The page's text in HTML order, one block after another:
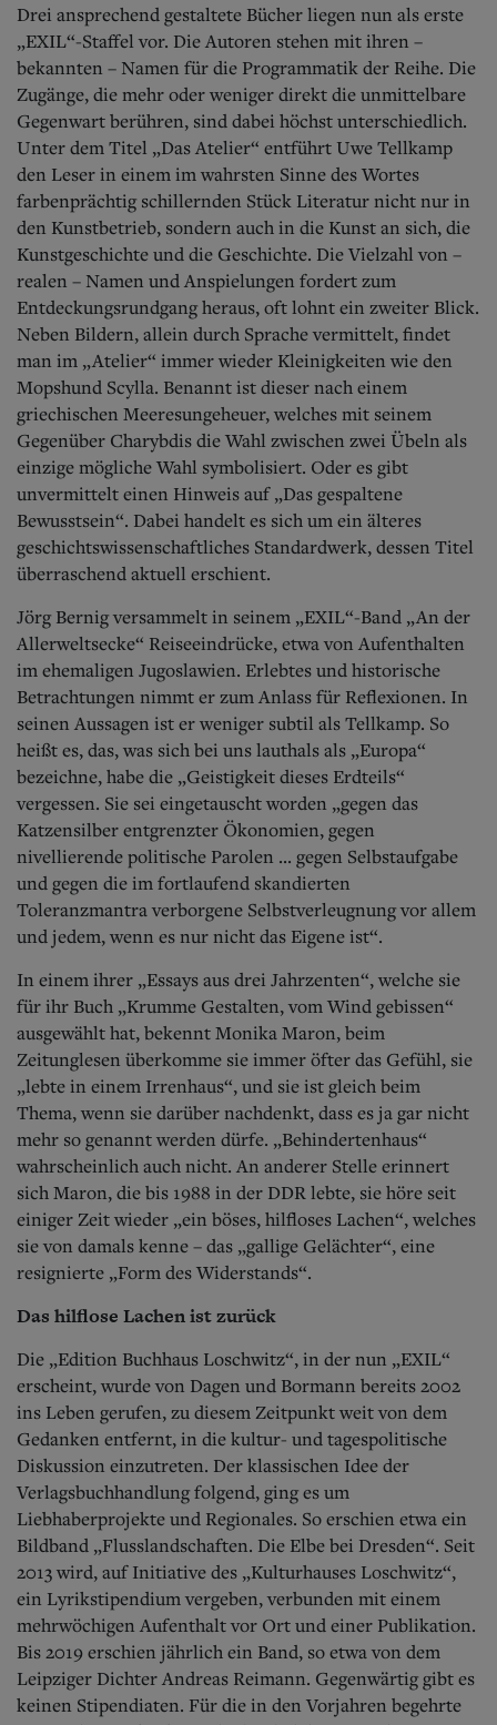
Drei ansprechend gestaltete Bücher liegen nun als erste
„EXIL“-Staffel vor. Die Autoren stehen mit ihren –
bekannten – Namen für die Programmatik der Reihe. Die
Zugänge, die mehr oder weniger direkt die unmittelbare
Gegenwart berühren, sind dabei höchst unterschiedlich.
Unter dem Titel „Das Atelier“ entführt Uwe Tellkamp
den Leser in einem im wahrsten Sinne des Wortes
farbenprächtig schillernden Stück Literatur nicht nur in
den Kunstbetrieb, sondern auch in die Kunst an sich, die
Kunstgeschichte und die Geschichte. Die Vielzahl von –
realen – Namen und Anspielungen fordert zum
Entdeckungsrundgang heraus, oft lohnt ein zweiter Blick.
Neben Bildern, allein durch Sprache vermittelt, findet
man im „Atelier“ immer wieder Kleinigkeiten wie den
Mopshund Scylla. Benannt ist dieser nach einem
griechischen Meeresungeheuer, welches mit seinem
Gegenüber Charybdis die Wahl zwischen zwei Übeln als
einzige mögliche Wahl symbolisiert. Oder es gibt
unvermittelt einen Hinweis auf „Das gespaltene
Bewusstsein“. Dabei handelt es sich um ein älteres
geschichtswissenschaftliches Standardwerk, dessen Titel
überraschend aktuell erschient.
Jörg Bernig versammelt in seinem „EXIL“-Band „An der
Allerweltsecke“ Reiseeindrücke, etwa von Aufenthalten
im ehemaligen Jugoslawien. Erlebtes und historische
Betrachtungen nimmt er zum Anlass für Reflexionen. In
seinen Aussagen ist er weniger subtil als Tellkamp. So
heißt es, das, was sich bei uns lauthals als „Europa“
bezeichne, habe die „Geistigkeit dieses Erdteils“
vergessen. Sie sei eingetauscht worden „gegen das
Katzensilber entgrenzter Ökonomien, gegen
nivellierende politische Parolen ... gegen Selbstaufgabe
und gegen die im fortlaufend skandierten
Toleranzmantra verborgene Selbstverleugnung vor allem
und jedem, wenn es nur nicht das Eigene ist“.
In einem ihrer „Essays aus drei Jahrzenten“, welche sie
für ihr Buch „Krumme Gestalten, vom Wind gebissen“
ausgewählt hat, bekennt Monika Maron, beim
Zeitunglesen überkomme sie immer öfter das Gefühl, sie
„lebte in einem Irrenhaus“, und sie ist gleich beim
Thema, wenn sie darüber nachdenkt, dass es ja gar nicht
mehr so genannt werden dürfe. „Behindertenhaus“
wahrscheinlich auch nicht. An anderer Stelle erinnert
sich Maron, die bis 1988 in der DDR lebte, sie höre seit
einiger Zeit wieder „ein böses, hilfloses Lachen“, welches
sie von damals kenne – das „gallige Gelächter“, eine
resignierte „Form des Widerstands“.
Das hilflose Lachen ist zurück
Die „Edition Buchhaus Loschwitz“, in der nun „EXIL“
erscheint, wurde von Dagen und Bormann bereits 2002
ins Leben gerufen, zu diesem Zeitpunkt weit von dem
Gedanken entfernt, in die kultur- und tagespolitische
Diskussion einzutreten. Der klassischen Idee der
Verlagsbuchhandlung folgend, ging es um
Liebhaberprojekte und Regionales. So erschien etwa ein
Bildband „Flusslandschaften. Die Elbe bei Dresden“. Seit
2013 wird, auf Initiative des „Kulturhauses Loschwitz“,
ein Lyrikstipendium vergeben, verbunden mit einem
mehrwöchigen Aufenthalt vor Ort und einer Publikation.
Bis 2019 erschien jährlich ein Band, so etwa von dem
Leipziger Dichter Andreas Reimann. Gegenwärtig gibt es
keinen Stipendiaten. Für die in den Vorjahren begehrte